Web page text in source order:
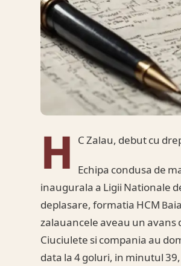
H C Zalau, debut cu
Echipa condusa de
inaugurala a Ligii Nationale
deplasare, formatia HCM
zalauancele aveau un avans
Ciuciulete si compania au
data la 4 goluri, in minutul